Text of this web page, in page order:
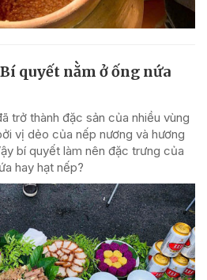
quyết nằm ở ống nứa
trở thành đặc sản của nhiều vùng
vị dẻo của nếp nương và hương
bí quyết làm nên đặc trưng của
hay hạt nếp?